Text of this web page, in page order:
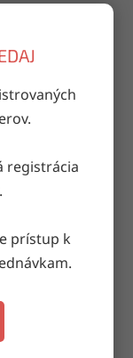
registrácia
prístup k